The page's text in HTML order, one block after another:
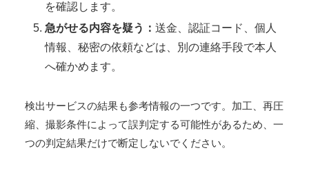
を確認します。
急がせる内容を疑う：送金、認証コード、個人
情報、秘密の依頼などは、別の連絡手段で本人
へ確かめます。
検出サービスの結果も参考情報の一つです。加工、再圧
縮、撮影条件によって誤判定する可能性があるため、一
つの判定結果だけで断定しないでください。